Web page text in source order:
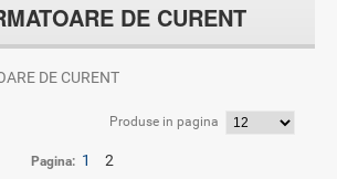
DE CURENT
DE CURENT
Produse in pagina
Pagina: 1 2